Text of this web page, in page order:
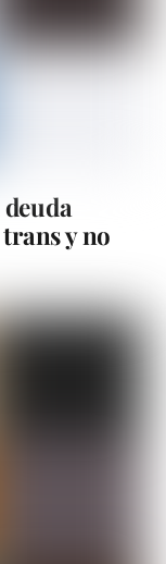
y no